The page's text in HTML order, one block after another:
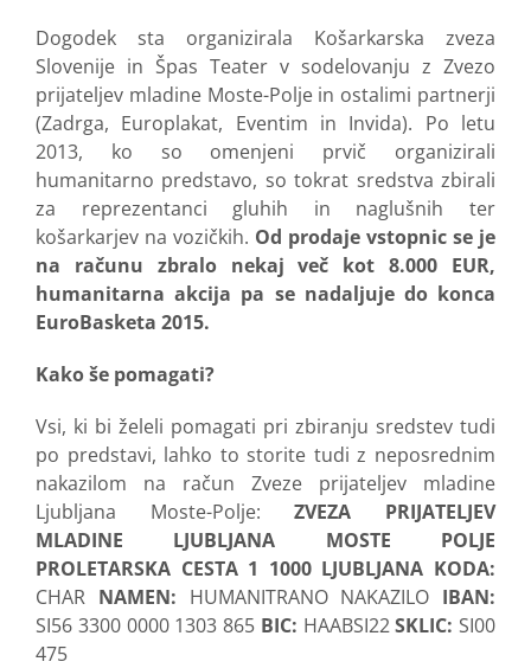
Dogodek sta organizirala Košarkarska zveza
Slovenije in Špas Teater v sodelovanju z Zvezo
prijateljev mladine Moste-Polje in ostalimi partnerji
(Zadrga, Europlakat, Eventim in Invida). Po letu
2013, ko so omenjeni prvič organizirali
humanitarno predstavo, so tokrat sredstva zbirali
za reprezentanci gluhih in naglušnih ter
košarkarjev na vozičkih. Od prodaje vstopnic se je
na računu zbralo nekaj več kot 8.000 EUR,
humanitarna akcija pa se nadaljuje do konca
EuroBasketa 2015.
Kako še pomagati?
Vsi, ki bi želeli pomagati pri zbiranju sredstev tudi
po predstavi, lahko to storite tudi z neposrednim
nakazilom na račun Zveze prijateljev mladine
Ljubljana Moste-Polje:ZVEZA PRIJATELJEV
MLADINE LJUBLJANA MOSTE POLJE
PROLETARSKA CESTA 1 1000 LJUBLJANA KODA:
CHAR NAMEN: HUMANITRANO NAKAZILO IBAN:
SI56 3300 0000 1303 865 BIC: HAABSI22SKLIC: SI00
475